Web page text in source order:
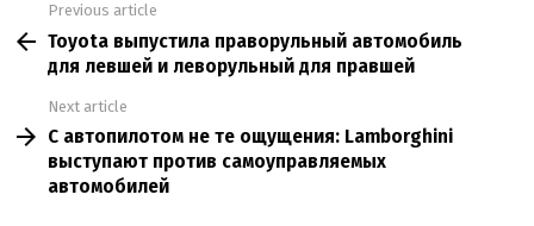
more
Previous article
Toyota выпустила праворульный автомобиль
для левшей и леворульный для правшей
Next article
С автопилотом не те ощущения: Lamborghini
выступают против самоуправляемых
автомобилей